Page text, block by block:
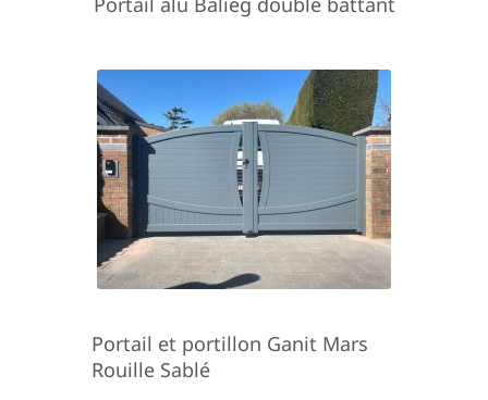
Portail et portillon Ganit Mars
Rouille Sablé